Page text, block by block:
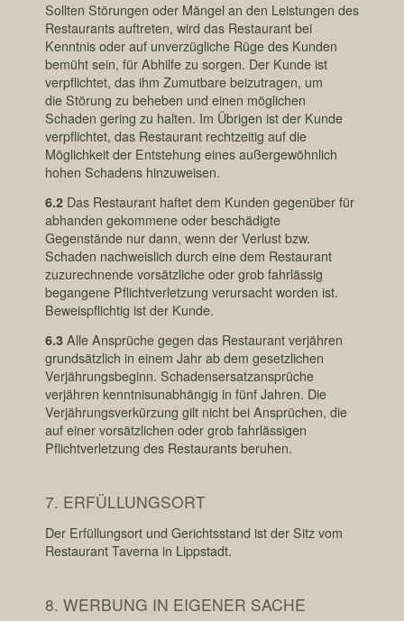
Sollten Störungen oder Mängel an den Leistungen des
Restaurants auftreten, wird das Restaurant bei
Kenntnis oder auf unverzügliche Rüge des Kunden
bemüht sein, für Abhilfe zu sorgen. Der Kunde ist
verpflichtet, das ihm Zumutbare beizutragen, um
die Störung zu beheben und einen möglichen
Schaden gering zu halten. Im Übrigen ist der Kunde
verpflichtet, das Restaurant rechtzeitig auf die
Möglichkeit der Entstehung eines außergewöhnlich
hohen Schadens hinzuweisen.
6.2 Das Restaurant haftet dem Kunden gegenüber für
abhanden gekommene oder beschädigte
Gegenstände nur dann, wenn der Verlust bzw.
Schaden nachweislich durch eine dem Restaurant
zuzurechnende vorsätzliche oder grob fahrlässig
begangene Pflichtverletzung verursacht worden ist.
Beweispflichtig ist der Kunde.
6.3 Alle Ansprüche gegen das Restaurant verjähren
grundsätzlich in einem Jahr ab dem gesetzlichen
Verjährungsbeginn. Schadensersatzansprüche
verjähren kenntnisunabhängig in fünf Jahren. Die
Verjährungsverkürzung gilt nicht bei Ansprüchen, die
auf einer vorsätzlichen oder grob fahrlässigen
Pflichtverletzung des Restaurants beruhen.
7. ERFÜLLUNGSORT
Der Erfüllungsort und Gerichtsstand ist der Sitz vom
Restaurant Taverna in Lippstadt.
8. WERBUNG IN EIGENER SACHE